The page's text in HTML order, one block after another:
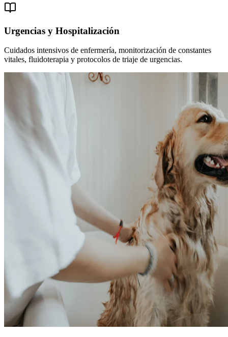
Urgencias y Hospitalización
Cuidados intensivos de enfermería, monitorización de constantes
vitales, fluidoterapia y protocolos de triaje de urgencias.